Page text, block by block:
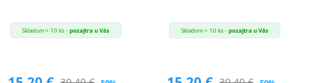
Skladom > 10 ks -pozajtra u Vás Skladom > 10 ks -pozajtra u Vás